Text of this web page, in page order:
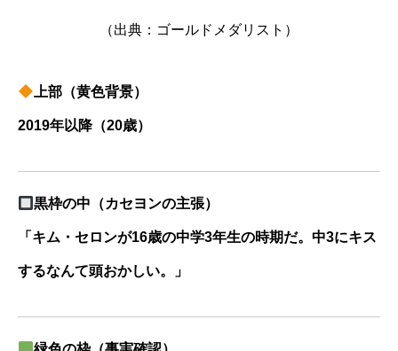
（出典：ゴールドメダリスト）
上部（黄色背景）
2019年以降（20歳）
黒枠の中（カセヨンの主張）
「キム・セロンが16歳の中学3年生の時期だ。中3にキス
するなんて頭おかしい。」